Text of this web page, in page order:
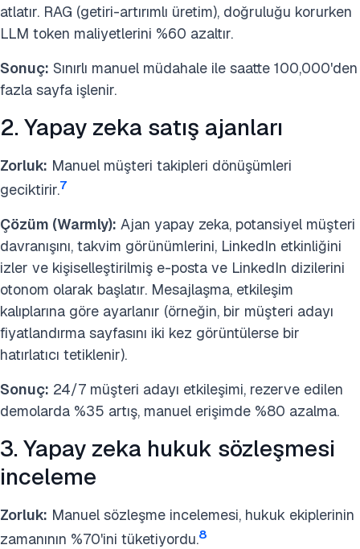
atlatır. RAG (getiri-artırımlı üretim), doğruluğu korurken
LLM token maliyetlerini %60 azaltır.
Sonuç: Sınırlı manuel müdahale ile saatte 100,000'den
fazla sayfa işlenir.
2. Yapay zeka satış ajanları
Zorluk: Manuel müşteri takipleri dönüşümleri
geciktirir.7
Çözüm (Warmly): Ajan yapay zeka, potansiyel müşteri
davranışını, takvim görünümlerini, LinkedIn etkinliğini
izler ve kişiselleştirilmiş e-posta ve LinkedIn dizilerini
otonom olarak başlatır. Mesajlaşma, etkileşim
kalıplarına göre ayarlanır (örneğin, bir müşteri adayı
fiyatlandırma sayfasını iki kez görüntülerse bir
hatırlatıcı tetiklenir).
Sonuç: 24/7 müşteri adayı etkileşimi, rezerve edilen
demolarda %35 artış, manuel erişimde %80 azalma.
3. Yapay zeka hukuk sözleşmesi
inceleme
Zorluk: Manuel sözleşme incelemesi, hukuk ekiplerinin
zamanının %70'ini tüketiyordu.8